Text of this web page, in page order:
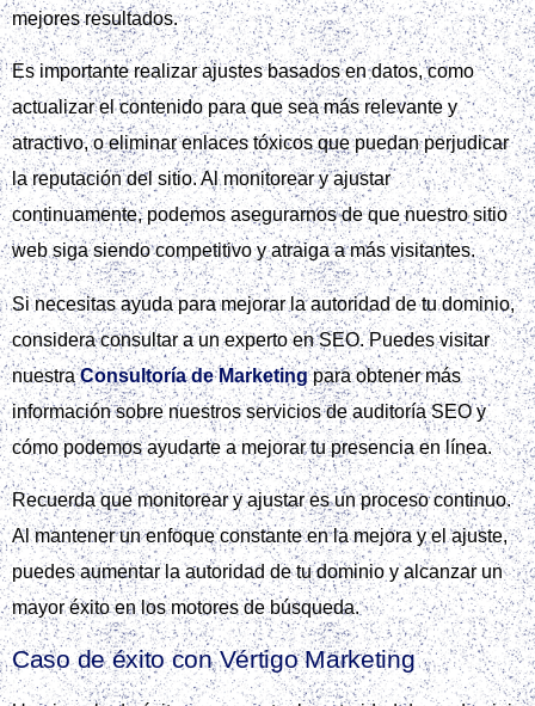
mejores resultados.
Es importante realizar ajustes basados en datos, como
actualizar el contenido para que sea más relevante y
atractivo, o eliminar enlaces tóxicos que puedan perjudicar
la reputación del sitio. Al monitorear y ajustar
continuamente, podemos asegurarnos de que nuestro sitio
web siga siendo competitivo y atraiga a más visitantes.
Si necesitas ayuda para mejorar la autoridad de tu dominio,
considera consultar a un experto en SEO. Puedes visitar
nuestraConsultoría de Marketingpara obtener más
información sobre nuestros servicios de auditoría SEO y
cómo podemos ayudarte a mejorar tu presencia en línea.
Recuerda que monitorear y ajustar es un proceso continuo.
Al mantener un enfoque constante en la mejora y el ajuste,
puedes aumentar la autoridad de tu dominio y alcanzar un
mayor éxito en los motores de búsqueda.
Caso de éxito con Vértigo Marketing